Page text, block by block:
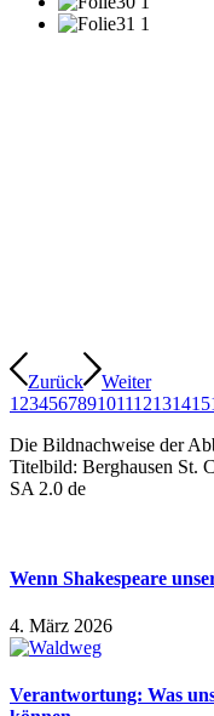
Zurück
Weiter
123456789101112131415
Die Bildnachweise der
Titelbild: Berghausen St.
SA 2.0 de
Wenn Shakespeare
4. März 2026
Verantwortung: Was